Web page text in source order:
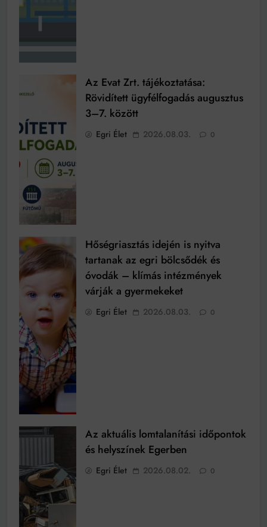
Az Evat Zrt. tájékoztatása:
Rövidített ügyfélfogadás augusztus
3–7. között
Egri Élet 2026.08.03. 0
Hőségriasztás idején is nyitva
tartanak az egri bölcsődék és
óvodák – klímás intézmények
várják a gyermekeket
Egri Élet 2026.08.03. 0
Az aktuális lomtalanítási időpontok
és helyszínek Egerben
Egri Élet 2026.08.02. 0